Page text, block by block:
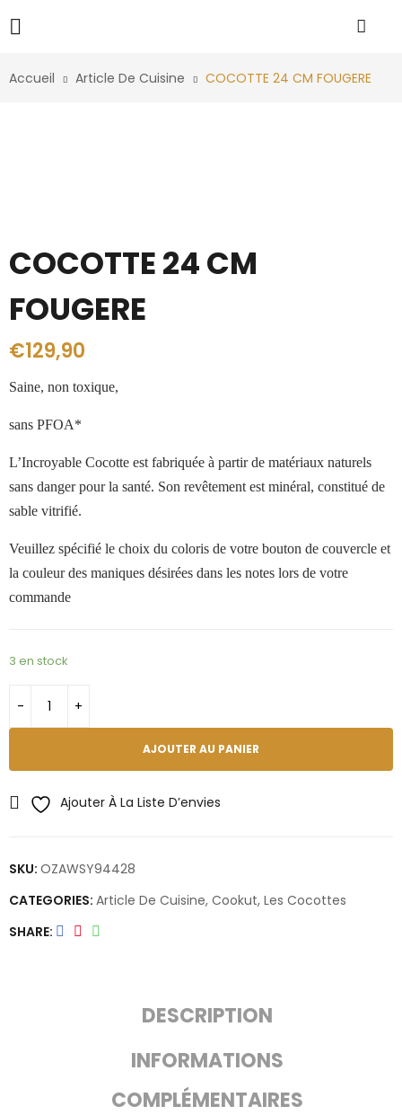
Accueil Article De Cuisine COCOTTE 24 CM FOUGERE
COCOTTE 24 CM
FOUGERE
€129,90
Saine, non toxique,
sans PFOA*
L’Incroyable Cocotte est fabriquée à partir de matériaux naturels
sans danger pour la santé. Son revêtement est minéral, constitué de
sable vitrifié.
Veuillez spécifié le choix du coloris de votre bouton de couvercle et
la couleur des maniques désirées dans les notes lors de votre
commande
3 en stock
AJOUTER AU PANIER
Ajouter À La Liste D’envies
SKU: OZAWSY94428
CATEGORIES: Article De Cuisine, Cookut, Les Cocottes
SHARE
DESCRIPTION
INFORMATIONS
COMPLÉMENTAIRES